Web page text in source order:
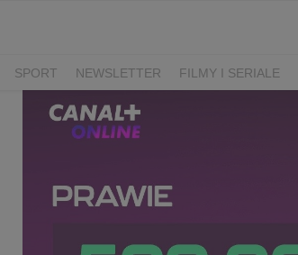
SPORT NEWSLETTER FILMY I SERIALE
ALGORYTM MIŁOŚCI
DOKUMENT LIFESTYLE